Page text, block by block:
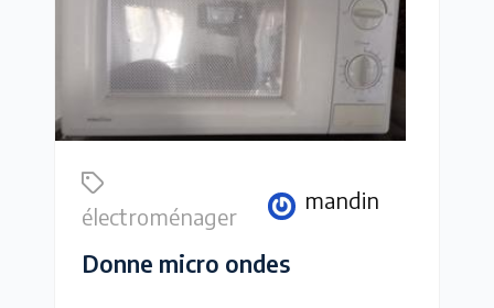
électroménager
mandin
Donne micro ondes